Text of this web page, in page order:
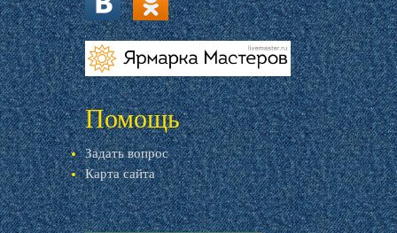
vk.com ok.ru
livemaster.ru
Помощь
Задать вопрос
Карта сайта